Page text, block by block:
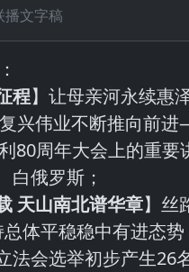
播文字稿
程】让母亲河永续惠
兴伟业不断推向前
80周年大会上的重要
白俄罗斯；
天山南北谱华章】丝
体平稳稳中有进态势
法会选举初步产生26